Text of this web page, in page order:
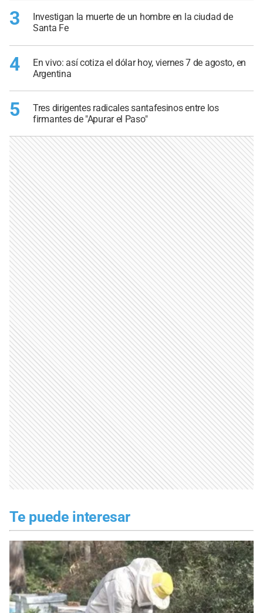
3
Investigan la muerte de un hombre en la ciudad de
Santa Fe
4
En vivo: así cotiza el dólar hoy, viernes 7 de agosto, en
Argentina
5
Tres dirigentes radicales santafesinos entre los
firmantes de "Apurar el Paso"
Te puede interesar